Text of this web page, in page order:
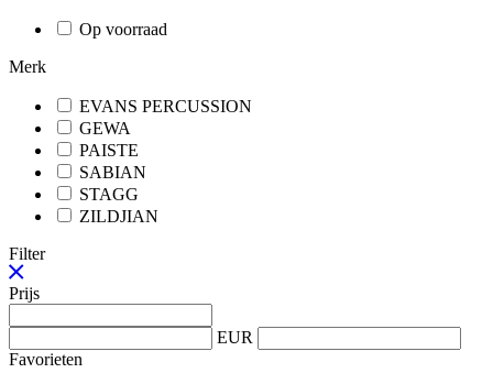
Op voorraad
Merk
EVANS PERCUSSION
GEWA
PAISTE
SABIAN
STAGG
ZILDJIAN
Filter
Prijs
EUR
Favorieten